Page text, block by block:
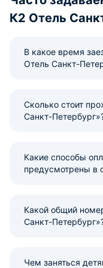
К2 Отель
В какое время
Отель Санкт-
Сколько стоит
Санкт-
Какие способы
предусмотрены в
Какой общий
Санкт-
Чем заняться